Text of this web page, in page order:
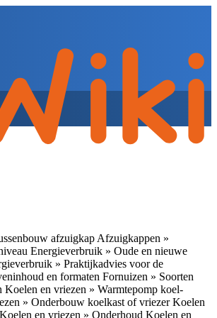
afzuigkap Afzuigkappen »
Energieverbruik » Oude en nieuwe
» Praktijkadvies voor de
en formaten Fornuizen » Soorten
Koelen en vriezen » Warmtepomp koel-
» Onderbouw koelkast of vriezerKoelen
Koelen en vriezen » Onderhoud Koelen en